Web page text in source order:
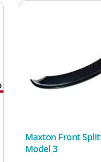
Maxton Front
Model 3